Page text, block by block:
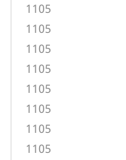
1105
1105
1105
1105
1105
1105
1105
1105